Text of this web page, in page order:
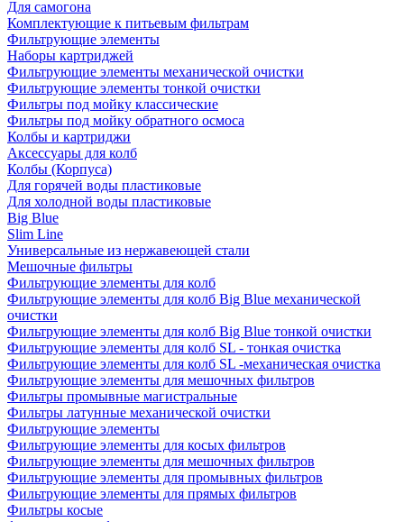
Для самогона
Комплектующие к питьевым фильтрам
Фильтрующие элементы
Наборы картриджей
Фильтрующие элементы механической очистки
Фильтрующие элементы тонкой очистки
Фильтры под мойку классические
Фильтры под мойку обратного осмоса
Колбы и картриджи
Аксессуары для колб
Колбы (Корпуса)
Для горячей воды пластиковые
Для холодной воды пластиковые
Big Blue
Slim Line
Универсальные из нержавеющей стали
Мешочные фильтры
Фильтрующие элементы для колб
Фильтрующие элементы для колб Big Blue механической
очистки
Фильтрующие элементы для колб Big Blue тонкой очистки
Фильтрующие элементы для колб SL - тонкая очистка
Фильтрующие элементы для колб SL -механическая очистка
Фильтрующие элементы для мешочных фильтров
Фильтры промывные магистральные
Фильтры латунные механической очистки
Фильтрующие элементы
Фильтрующие элементы для косых фильтров
Фильтрующие элементы для мешочных фильтров
Фильтрующие элементы для промывных фильтров
Фильтрующие элементы для прямых фильтров
Фильтры косые